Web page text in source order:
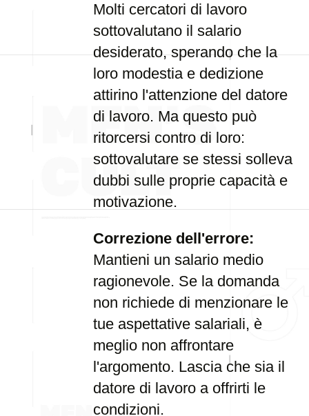
Molti cercatori di lavoro
sottovalutano il salario
desiderato, sperando che la
loro modestia e dedizione
attirino l'attenzione del datore
di lavoro. Ma questo può
ritorcersi contro di loro:
sottovalutare se stessi solleva
dubbi sulle proprie capacità e
motivazione.
Correzione dell'errore:
Mantieni un salario medio
ragionevole. Se la domanda
non richiede di menzionare le
tue aspettative salariali, è
meglio non affrontare
l'argomento. Lascia che sia il
datore di lavoro a offrirti le
condizioni.